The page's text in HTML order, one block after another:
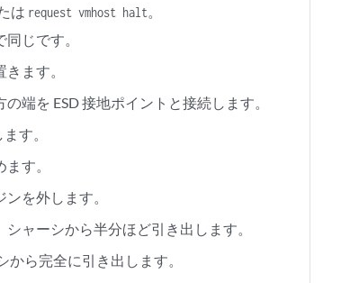
は request vmhost halt。
じです。
ます。
端を ESD 接地ポイントと接続します。
す。
す。
を外します。
ャーシから半分ほど引き出します。
ら完全に引き出します。